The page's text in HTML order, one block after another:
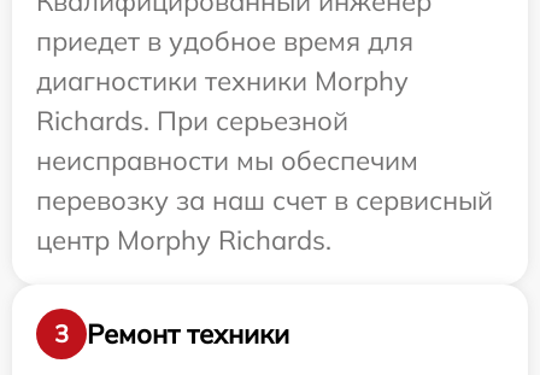
приедет в удобное время для
диагностики техники Morphy
Richards. При серьезной
неисправности мы обеспечим
перевозку за наш счет в сервисный
центр Morphy Richards.
3
Ремонт техники